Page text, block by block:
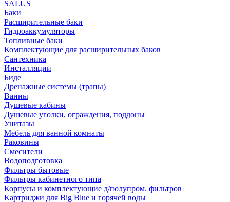
SALUS
Баки
Расширительные баки
Гидроаккумуляторы
Топливные баки
Комплектующие для расширительных баков
Сантехника
Инсталляции
Биде
Дренажные системы (трапы)
Ванны
Душевые кабины
Душевые уголки, ограждения, поддоны
Унитазы
Мебель для ванной комнаты
Раковины
Смесители
Водоподготовка
Фильтры бытовые
Фильтры кабинетного типа
Корпусы и комплектующие д/полупром. фильтров
Картриджи для Big Blue и горячей воды